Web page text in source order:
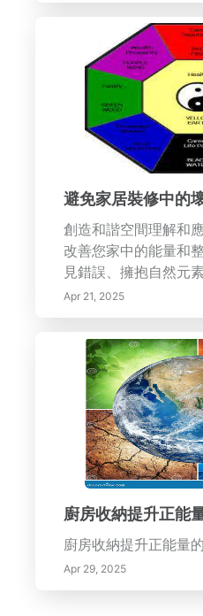
避免家居裝修中的
創造和諧空間理解和
改善您家中的能量和
見錯誤、擁抱自然元
可以創造一個支持您
的環境。帶著自信開
您將創造出一個散發
間！
Apr 21, 2025
廚房收納提升正能
廚房收納提升正能量
Apr 29, 2025